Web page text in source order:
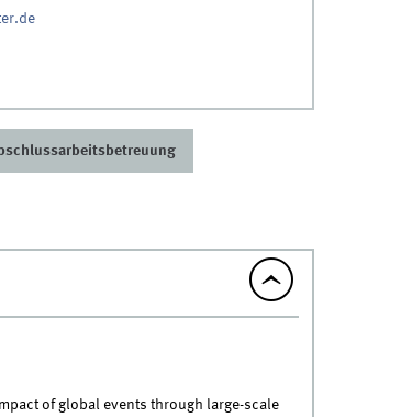
of global events through large-scale